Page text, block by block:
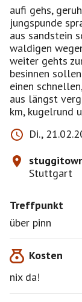
aufi gehs,
jungspunde
aus sandstein
waldigen
weiter gehts
besinnen
einen
aus längst
km, kugelrund
Di.,
Stuttgart
Treffpunkt
über pinn
Kosten
nix da!